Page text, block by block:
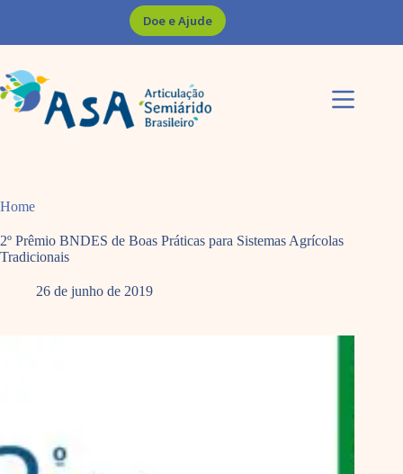
Doe e Ajude
Home
2º Prêmio BNDES de Boas Práticas para Sistemas Agrícolas
Tradicionais
26 de junho de 2019